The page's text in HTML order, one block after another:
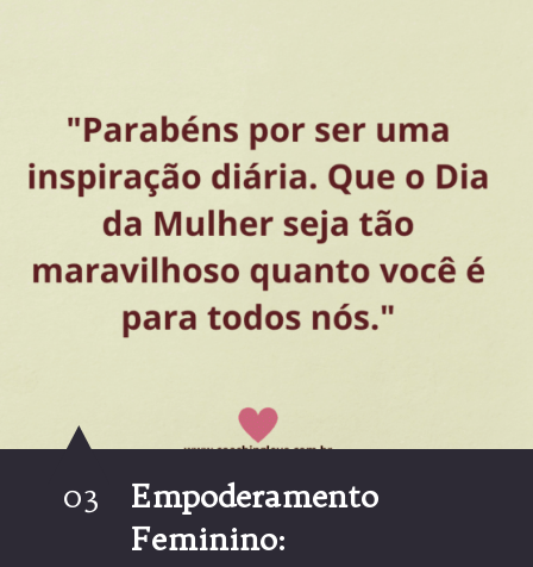
Empoderamento
Feminino:
03